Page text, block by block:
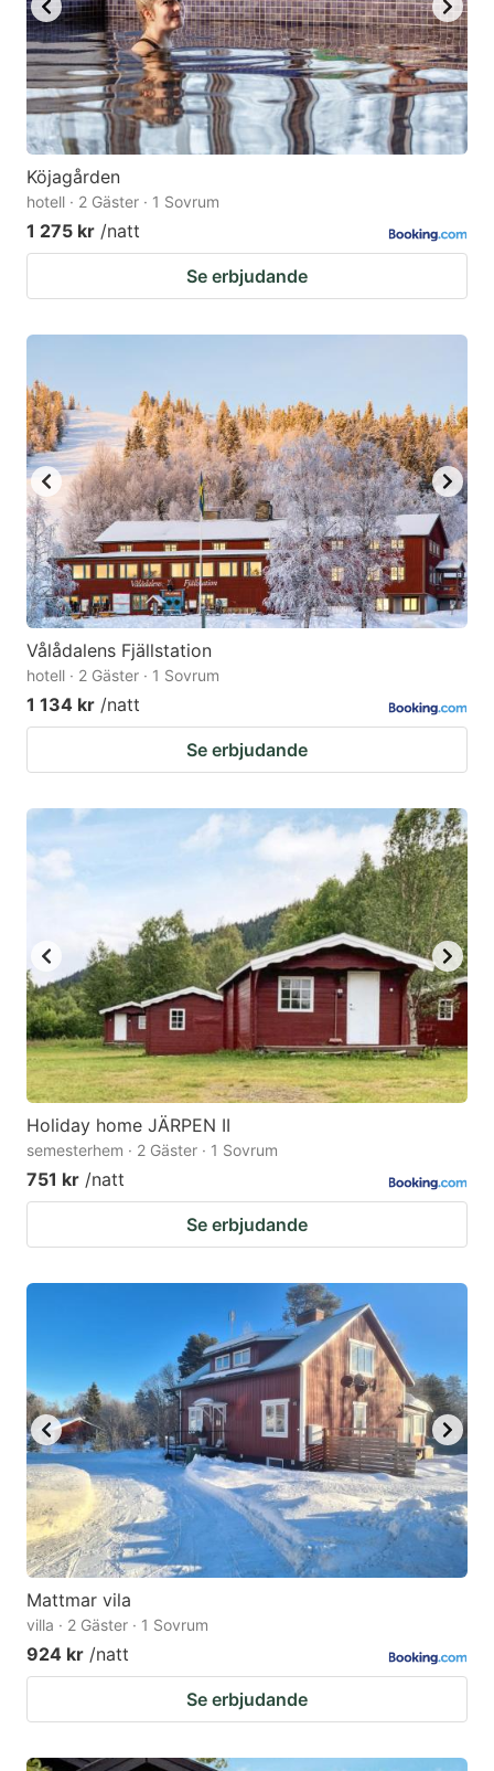
Köjagården
hotell · 2 Gäster · 1 Sovrum
1 275 kr /natt
Se erbjudande
Vålådalens Fjällstation
hotell · 2 Gäster · 1 Sovrum
1 134 kr /natt
Se erbjudande
Holiday home JÄRPEN II
semesterhem · 2 Gäster · 1 Sovrum
751 kr /natt
Se erbjudande
Mattmar vila
villa · 2 Gäster · 1 Sovrum
924 kr /natt
Se erbjudande